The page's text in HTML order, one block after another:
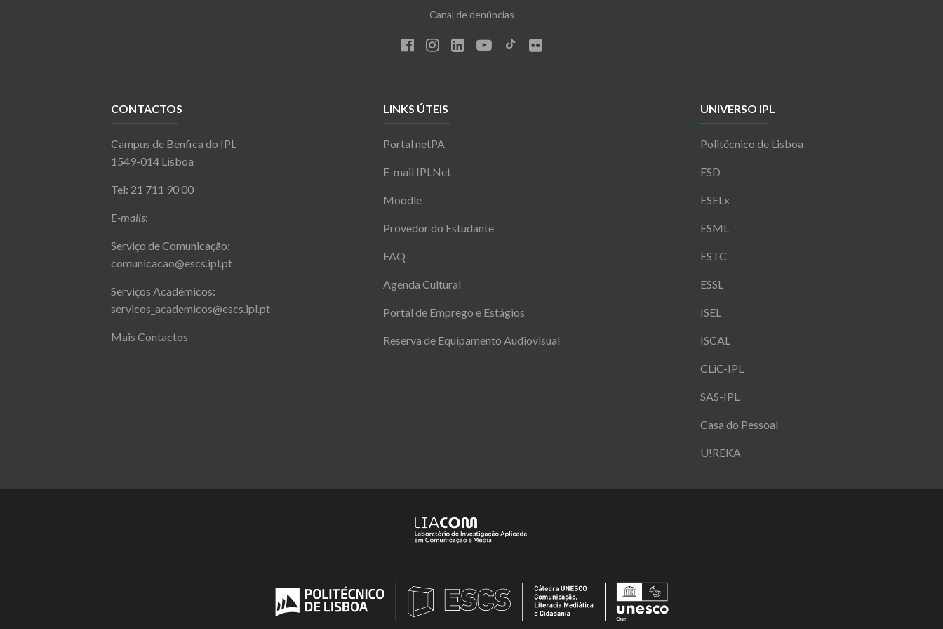
Canal de denúncias
CONTACTOS
Campus de Benfica do IPL
1549-014 Lisboa
Tel: 21 711 90 00
E-mails:
Serviço de Comunicação:
comunicacao@escs.ipl.pt
Serviços Académicos:
servicos_academicos@escs.ipl.pt
Mais Contactos
LINKS ÚTEIS
Portal netPA
E-mail IPLNet
Moodle
Provedor do Estudante
FAQ
Agenda Cultural
Portal de Emprego e Estágios
Reserva de Equipamento Audiovisual
UNIVERSO IPL
Politécnico de Lisboa
ESD
ESELx
ESML
ESTC
ESSL
ISEL
ISCAL
CLiC-IPL
SAS-IPL
Casa do Pessoal
U!REKA